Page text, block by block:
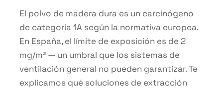
El polvo de madera dura es un carcinógeno
de categoría 1A según la normativa europea.
En España, el límite de exposición es de 2
mg/m³ — un umbral que los sistemas de
ventilación general no pueden garantizar. Te
explicamos qué soluciones de extracción